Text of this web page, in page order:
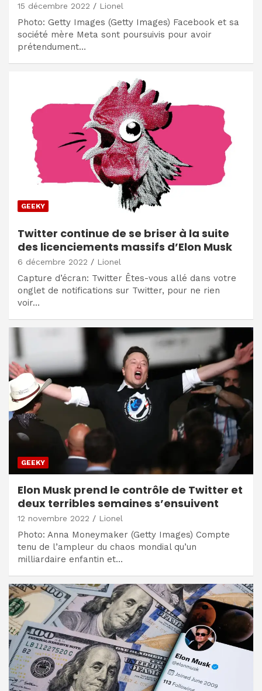
15 décembre 2022 Lionel
Photo: Getty Images (Getty Images) Facebook et sa
société mère Meta sont poursuivis pour avoir
prétendument…
GEEKY
Twitter continue de se briser à la suite
des licenciements massifs d’Elon Musk
6 décembre 2022 Lionel
Capture d’écran: Twitter Êtes-vous allé dans votre
onglet de notifications sur Twitter, pour ne rien
voir…
GEEKY
Elon Musk prend le contrôle de Twitter et
deux terribles semaines s’ensuivent
12 novembre 2022 Lionel
Photo: Anna Moneymaker (Getty Images) Compte
tenu de l’ampleur du chaos mondial qu’un
milliardaire enfantin et…